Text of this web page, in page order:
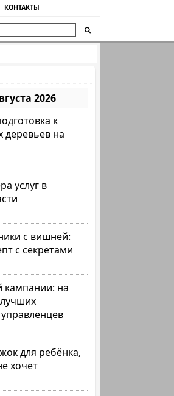
КОНТАКТЫ
2026
к
деревьев на
услуг в
с вишней:
с секретами
кампании: на
для ребёнка,
хочет